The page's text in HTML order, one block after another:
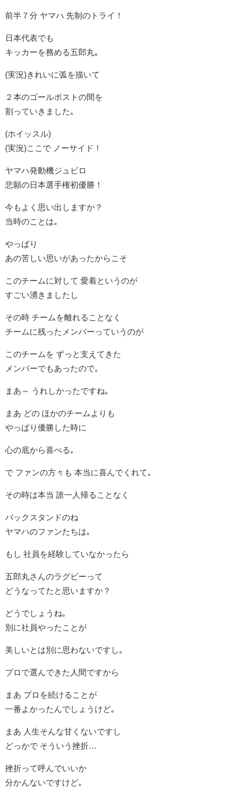
前半７分 ヤマハ 先制のトライ！
日本代表でも
キッカーを務める五郎丸｡
(実況)きれいに弧を描いて
２本のゴールポストの間を
割っていきました｡
(ホイッスル)
(実況)ここで ノーサイド！
ヤマハ発動機ジュビロ
悲願の日本選手権初優勝！
今もよく思い出しますか？
当時のことは｡
やっぱり
あの苦しい思いがあったからこそ
このチームに対して 愛着というのが
すごい湧きましたし
その時 チームを離れることなく
チームに残ったメンバーっていうのが
このチームを ずっと支えてきた
メンバーでもあったので｡
まあ～ うれしかったですね｡
まあ どの ほかのチームよりも
やっぱり優勝した時に
心の底から喜べる｡
で ファンの方々も 本当に喜んでくれて｡
その時は本当 誰一人帰ることなく
バックスタンドのね
ヤマハのファンたちは｡
もし 社員を経験していなかったら
五郎丸さんのラグビーって
どうなってたと思いますか？
どうでしょうね｡
別に社員やったことが
美しいとは別に思わないですし｡
プロで選んできた人間ですから
まあ プロを続けることが
一番よかったんでしょうけど｡
まあ 人生そんな甘くないですし
どっかで そういう挫折…
挫折って呼んでいいか
分かんないですけど｡